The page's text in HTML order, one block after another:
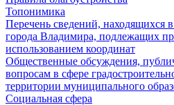
Топонимика
Перечень сведений, находящихся
города Владимира, подлежащих
использованием координат
Общественные обсуждения,
вопросам в сфере
территории муниципального
Социальная сфера